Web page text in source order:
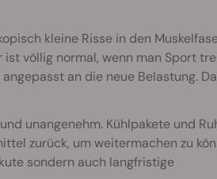
kleine Risse in den
völlig normal, wenn man Sport
an die neue Belastung.
unangenehm. Kühlpakete und
zurück, um weitermachen zu
sondern auch langfristige